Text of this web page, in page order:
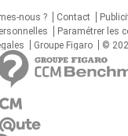
nous ?
Contact
Paramétrer les
Groupe Figaro ©